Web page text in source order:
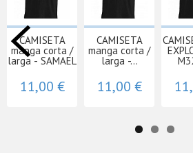
CAMISETA
manga corta /
larga - SAMAEL
11,00 €
CAMISETA
manga corta /
larga -...
11,00 €